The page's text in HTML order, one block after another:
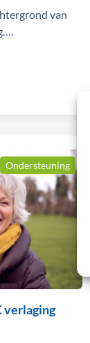
van
Ondersteuning
verlaging